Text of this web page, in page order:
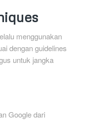
menggunakan
dengan guidelines
untuk jangka
Google dari